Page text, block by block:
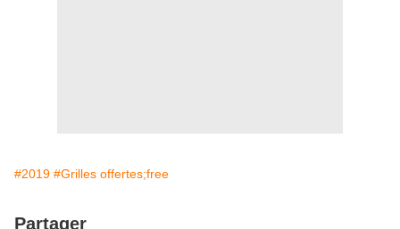
#2019 #Grilles offertes;free
Partager